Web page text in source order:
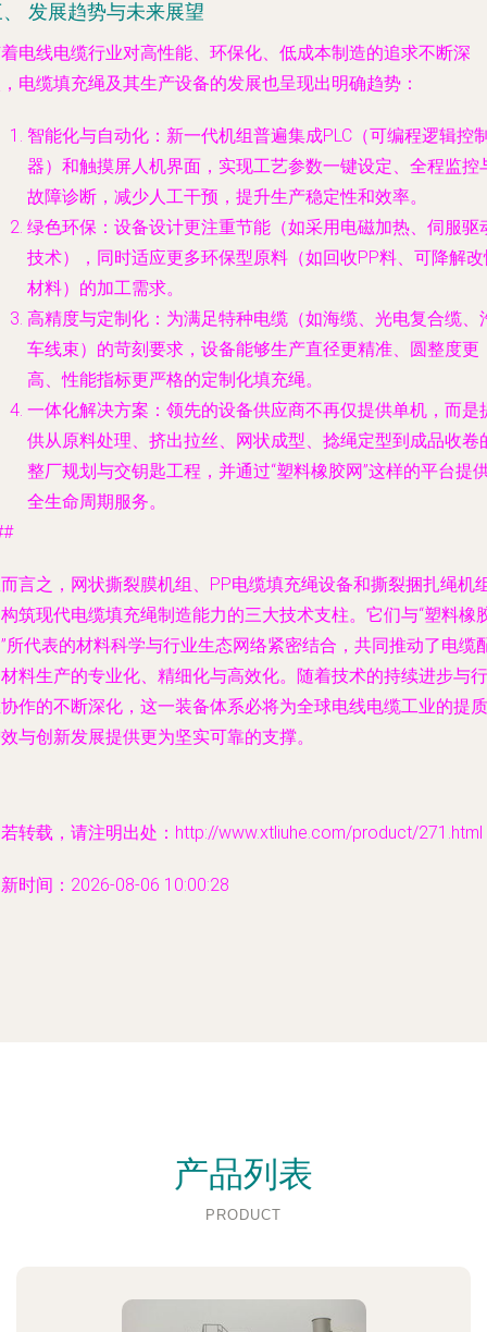
发展趋势与未来展望
电线电缆行业对高性能、环保化、低成本制造的追求不断深
电缆填充绳及其生产设备的发展也呈现出明确趋势：
智能化与自动化 ：新一代机组普遍集成PLC（可编程逻辑控
器）和触摸屏人机界面，实现工艺参数一键设定、全程监控
故障诊断，减少人工干预，提升生产稳定性和效率。
绿色环保 ：设备设计更注重节能（如采用电磁加热、伺服驱
技术），同时适应更多环保型原料（如回收PP料、可降解
材料）的加工需求。
高精度与定制化 ：为满足特种电缆（如海缆、光电复合缆、
车线束）的苛刻要求，设备能够生产直径更精准、圆整度更
高、性能指标更严格的定制化填充绳。
一体化解决方案 ：领先的设备供应商不再仅提供单机，而是
供从原料处理、挤出拉丝、网状成型、捻绳定型到成品收卷
整厂规划与交钥匙工程，并通过“塑料橡胶网”这样的平台提
全生命周期服务。
言之，网状撕裂膜机组、PP电缆填充绳设备和撕裂捆扎绳机
筑现代电缆填充绳制造能力的三大技术支柱。它们与“塑料橡
所代表的材料科学与行业生态网络紧密结合，共同推动了电缆
料生产的专业化、精细化与高效化。随着技术的持续进步与行
作的不断深化，这一装备体系必将为全球电线电缆工业的提质
与创新发展提供更为坚实可靠的支撑。
转载，请注明出处：http://www.xtliuhe.com/product/271.html
时间：2026-08-06 10:00:28
产品列表
PRODUCT